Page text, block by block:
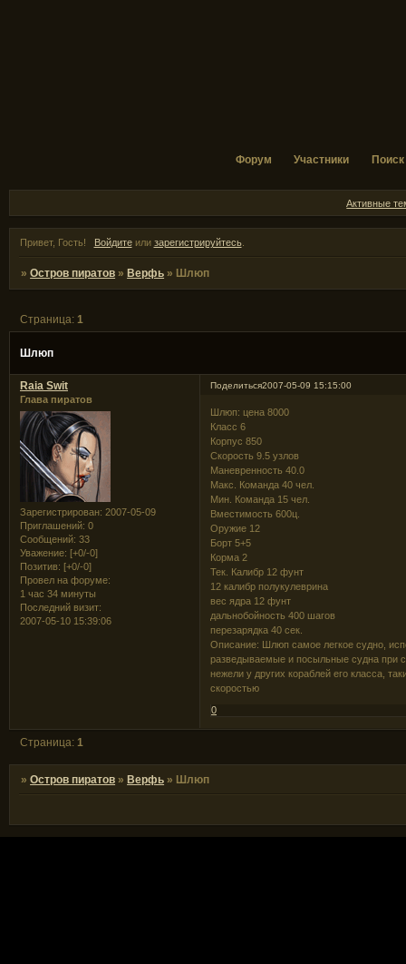
Форум Участники Поиск
Активные
Привет, Гость! Войдитеили зарегистрируйтесь.
»Остров пиратов » Верфь » Шлюп
Шлюп
Страница:1
Поделиться2007-05-09 15:15:00
Raia Swit
Глава пиратов
Зарегистрирован: 2007-05-09
Приглашений: 0
Сообщений: 33
Уважение: [+0/-0]
Позитив: [+0/-0]
Провел на форуме:
1 час 34 минуты
Последний визит:
2007-05-10 15:39:06
Шлюп: цена 8000
Класс 6
Корпус 850
Скорость 9.5 узлов
Маневренность 40.0
Макс. Команда 40 чел.
Мин. Команда 15 чел.
Вместимость 600ц.
Оружие 12
Борт 5+5
Корма 2
Тек. Калибр 12 фунт
12 калибр полукулеврина
вес ядра 12 фунт
дальнобойность 400 шагов
перезарядка 40 сек.
Описание: Шлюп самое легкое судно,
разведываемые и посыльные судна при
нежели у других кораблей его класса,
скоростью
0
Страница: 1
»Остров пиратов » Верфь » Шлюп